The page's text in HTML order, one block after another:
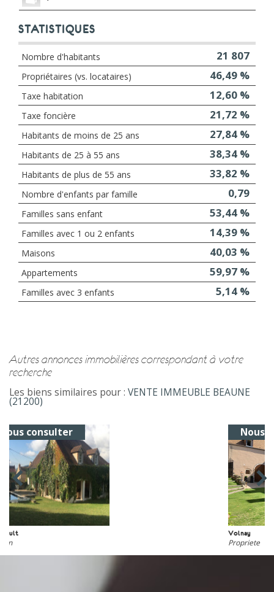
STATISTIQUES
Nombre d'habitants 21 807
Propriétaires (vs. locataires) 46,49 %
Taxe habitation 12,60 %
Taxe foncière 21,72 %
Habitants de moins de 25 ans 27,84 %
Habitants de 25 à 55 ans 38,34 %
Habitants de plus de 55 ans 33,82 %
Nombre d'enfants par famille 0,79
Familles sans enfant 53,44 %
Familles avec 1 ou 2 enfants 14,39 %
Maisons 40,03 %
Appartements 59,97 %
Familles avec 3 enfants 5,14 %
autres annonces immobilières correspondant à votre
recherche
Les biens similaires pour : VENTE IMMEUBLE BEAUNE
(21200)
Nous consulter